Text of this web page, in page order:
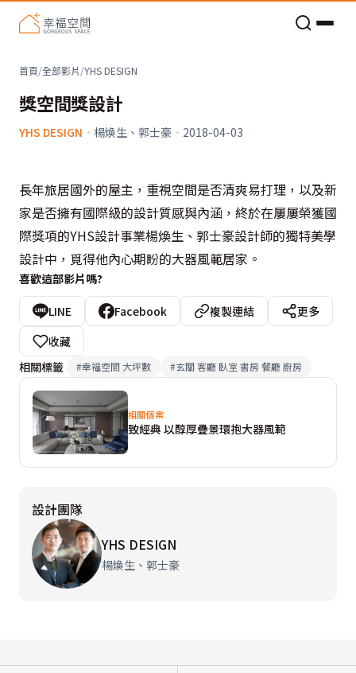
首頁/全部影片/YHS DESIGN
獎空間獎設計
YHS DESIGN · 楊煥生、郭士豪 · 2018-04-03
長年旅居國外的屋主，重視空間是否清爽易打理，以及新
家是否擁有國際級的設計質感與內涵，終於在屢屢榮獲國
際獎項的YHS設計事業楊煥生、郭士豪設計師的獨特美學
設計中，覓得他內心期盼的大器風範居家。
喜歡這部影片嗎?
LINE Facebook 複製連結
更多
收藏
相關標籤
#幸福空間 大坪數 #玄關 客廳 臥室 書房 餐廳 廚房
相關個案
致經典 以醇厚疊景環抱大器風範
設計團隊
YHS DESIGN
楊煥生、郭士豪